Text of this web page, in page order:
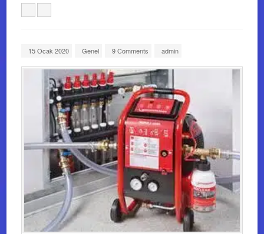
15 Ocak 2020 Genel 9 Comments admin